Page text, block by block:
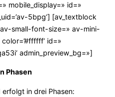
mobile_display=» id=»
5bpg‘] [av_textblock
small-font-size=» av-mini-
id=»
admin_preview_bg=»]
Phasen
in drei Phasen: